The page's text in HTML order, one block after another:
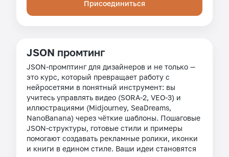
Присоединиться
JSON промтинг
JSON-промптинг для дизайнеров и не только —
это курс, который превращает работу с
нейросетями в понятный инструмент: вы
учитесь управлять видео (SORA-2, VEO-3) и
иллюстрациями (Midjourney, SeaDreams,
NanoBanana) через чёткие шаблоны. Пошаговые
JSON-структуры, готовые стили и примеры
помогают создавать рекламные ролики, иконки
и книги в едином стиле. Ваши идеи становятся